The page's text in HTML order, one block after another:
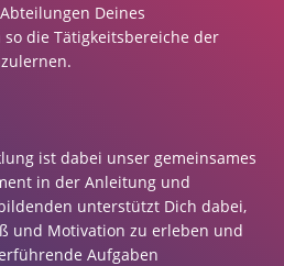
Deines
die Tätigkeitsbereiche der
ist dabei unser gemeinsames
in der Anleitung und
unterstützt Dich dabei,
und Motivation zu erleben und
Aufgaben